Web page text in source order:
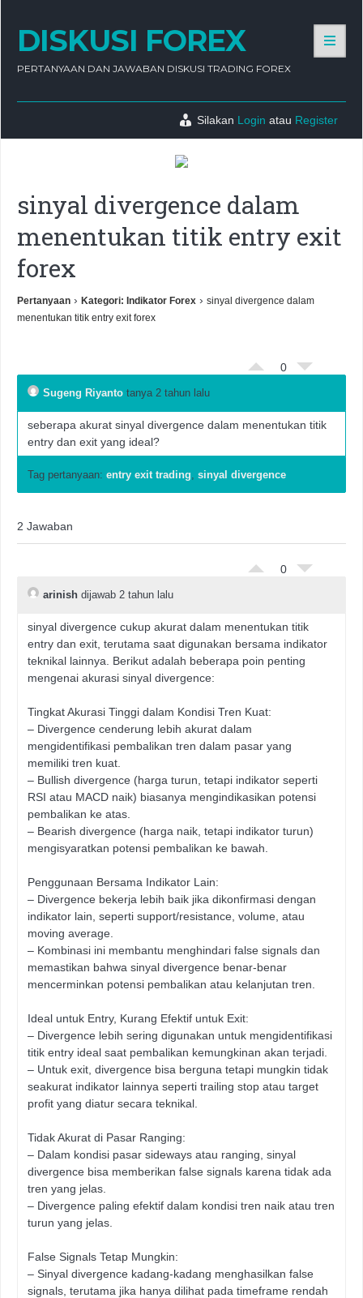
DISKUSI FOREX
PERTANYAAN DAN JAWABAN DISKUSI TRADING FOREX
Silakan Login atau Register
sinyal divergence dalam
menentukan titik entry exit
forex
Pertanyaan › Kategori: Indikator Forex › sinyal divergence dalam
menentukan titik entry exit forex
0
Sugeng Riyanto tanya 2 tahun lalu
seberapa akurat sinyal divergence dalam menentukan titik
entry dan exit yang ideal?
Tag pertanyaan: entry exit trading, sinyal divergence
2 Jawaban
0
arinish dijawab 2 tahun lalu
sinyal divergence cukup akurat dalam menentukan titik
entry dan exit, terutama saat digunakan bersama indikator
teknikal lainnya. Berikut adalah beberapa poin penting
mengenai akurasi sinyal divergence:
Tingkat Akurasi Tinggi dalam Kondisi Tren Kuat:
– Divergence cenderung lebih akurat dalam
mengidentifikasi pembalikan tren dalam pasar yang
memiliki tren kuat.
– Bullish divergence (harga turun, tetapi indikator seperti
RSI atau MACD naik) biasanya mengindikasikan potensi
pembalikan ke atas.
– Bearish divergence (harga naik, tetapi indikator turun)
mengisyaratkan potensi pembalikan ke bawah.
Penggunaan Bersama Indikator Lain:
– Divergence bekerja lebih baik jika dikonfirmasi dengan
indikator lain, seperti support/resistance, volume, atau
moving average.
– Kombinasi ini membantu menghindari false signals dan
memastikan bahwa sinyal divergence benar-benar
mencerminkan potensi pembalikan atau kelanjutan tren.
Ideal untuk Entry, Kurang Efektif untuk Exit:
– Divergence lebih sering digunakan untuk mengidentifikasi
titik entry ideal saat pembalikan kemungkinan akan terjadi.
– Untuk exit, divergence bisa berguna tetapi mungkin tidak
seakurat indikator lainnya seperti trailing stop atau target
profit yang diatur secara teknikal.
Tidak Akurat di Pasar Ranging:
– Dalam kondisi pasar sideways atau ranging, sinyal
divergence bisa memberikan false signals karena tidak ada
tren yang jelas.
– Divergence paling efektif dalam kondisi tren naik atau tren
turun yang jelas.
False Signals Tetap Mungkin:
– Sinyal divergence kadang-kadang menghasilkan false
signals, terutama jika hanya dilihat pada timeframe rendah